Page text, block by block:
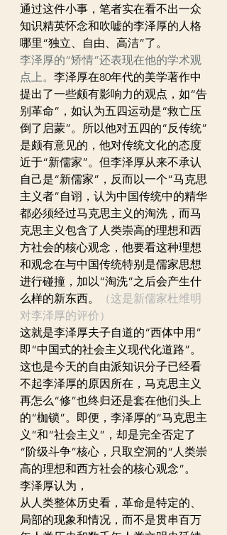
通过这件小事，笔者实在看不出一众
知识精英怀念和吹嘘的李泽厚的人格
哪里“独立、自由、高洁”了。
李泽厚的“矫情”还表现在他的学术观
点上。 李泽厚在80年代的美学著作中
提出了一些颇有影响力的观点，如“告
别革命”，如认为五四运动是“救亡压
倒了启蒙”。所以他对五四的“反传统”
是颇有意见的，他对传统文化的态度
近于“新儒家”。但李泽厚从来不承认
自己是“新儒家”，反而以一个“马克思
主义者”自诩，认为中国传统中的精华
都必须经过马克思主义的淘洗，而马
克思主义包含了人类崇高的理想和西
方社会的核心观念，他要看这种理想
和观念在与中国传统特别是儒家思想
进行碰撞，加以“淘洗”之后会产生什
么样的新东西。
（这是新儒家杜维明
对李泽厚的评价）
这就是李泽厚夫子自道的“西体中用”
即“中国式的社会主义现代化道路”。
这也是今天的自由派知识分子已经看
不起李泽厚的原因所在，马克思主义
再怎么“修”也终归还是套在他们头上
的“枷锁”。即便，李泽厚的“马克思主
义”和“社会主义”，却是完全否定了
“阶级斗争”核心，只取空洞的“人类崇
高的理想和西方社会的核心观念”。
李泽厚认为，
从人类整体历史看，革命是特定的、
局部的现象和情况，而不是贯串百万